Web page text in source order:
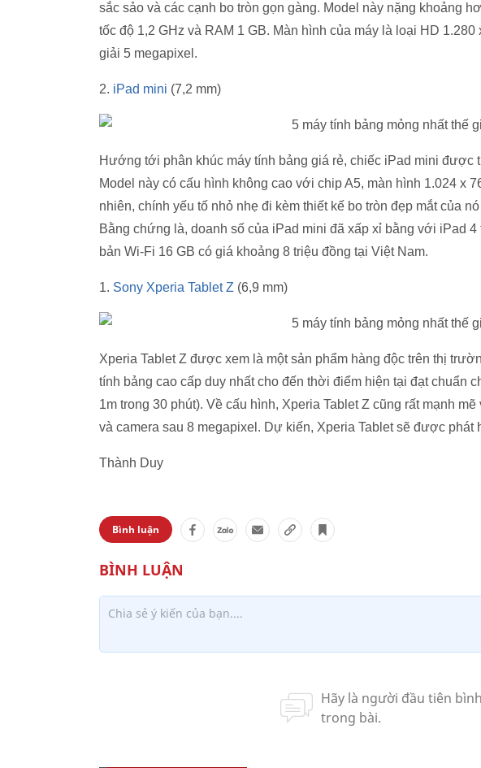
sắc sảo và các cạnh bo tròn gọn gàng. Model này nặng khoảng
tốc độ 1,2 GHz và RAM 1 GB. Màn hình của máy là loại HD
giải 5 megapixel.
2. iPad mini (7,2 mm)
Hướng tới phân khúc máy tính bảng giá rẻ, chiếc iPad mini được
Model này có cấu hình không cao với chip A5, màn hình 1.024 x
nhiên, chính yếu tố nhỏ nhẹ đi kèm thiết kế bo tròn đẹp mắt của
Bằng chứng là, doanh số của iPad mini đã xấp xỉ bằng với iPad
bản Wi-Fi 16 GB có giá khoảng 8 triệu đồng tại Việt Nam.
1. Sony Xperia Tablet Z (6,9 mm)
Xperia Tablet Z được xem là một sản phẩm hàng độc trên thị
tính bảng cao cấp duy nhất cho đến thời điểm hiện tại đạt chuẩn
1m trong 30 phút). Về cấu hình, Xperia Tablet Z cũng rất mạnh
và camera sau 8 megapixel. Dự kiến, Xperia Tablet sẽ được phát
Thành Duy
Bình luận